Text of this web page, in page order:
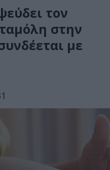
τον
στην
με